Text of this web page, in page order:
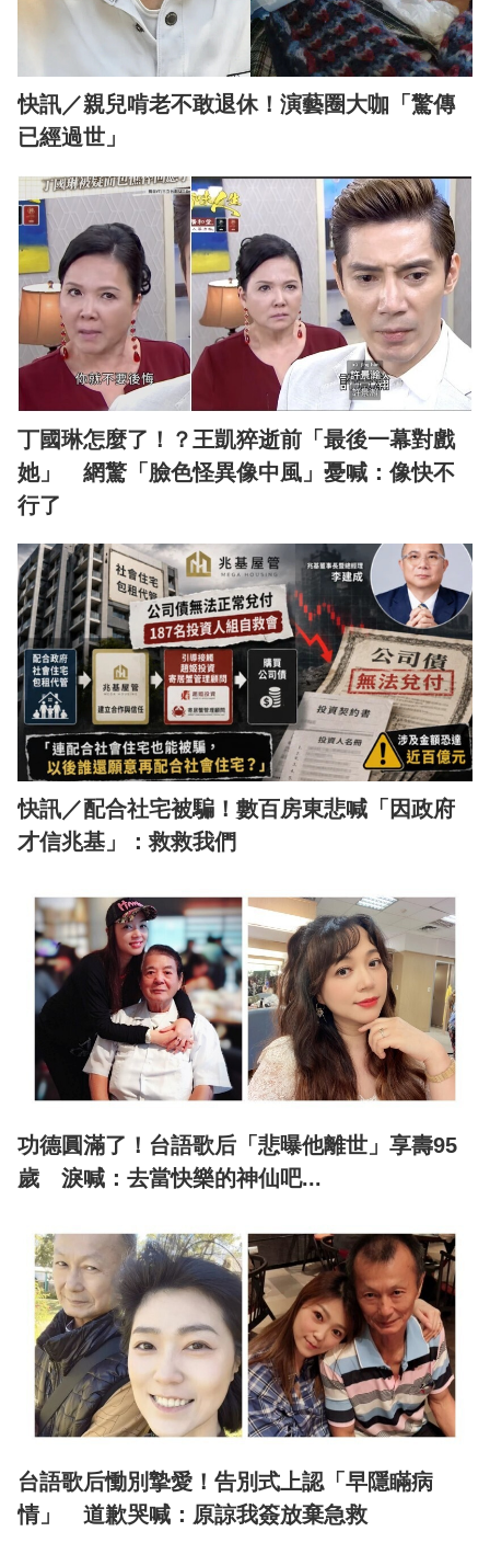
快訊／親兒啃老不敢退休！演藝圈大咖「驚傳
已經過世」
丁國琳怎麼了！？王凱猝逝前「最後一幕對戲
她」 網驚「臉色怪異像中風」憂喊：像快不
行了
快訊／配合社宅被騙！數百房東悲喊「因政府
才信兆基」：救救我們
功德圓滿了！台語歌后「悲曝他離世」享壽95
歲 淚喊：去當快樂的神仙吧...
台語歌后慟別摯愛！告別式上認「早隱瞞病
情」 道歉哭喊：原諒我簽放棄急救